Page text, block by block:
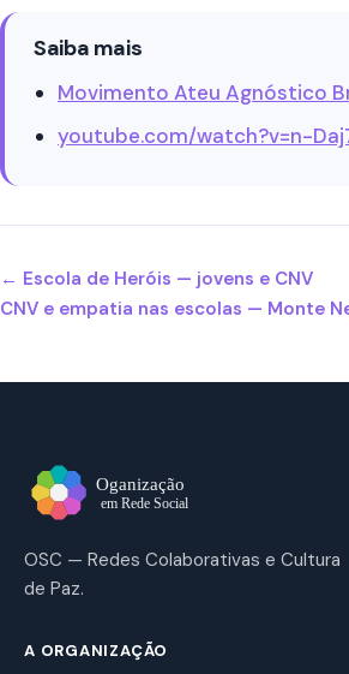
Saiba mais
Movimento Ateu Agnóstico
youtube.com/watch?v=n-
← Escola de Heróis — jovens e CNV
CNV e empatia nas escolas — Monte
OSC — Redes Colaborativas e Cultura
de Paz.
A ORGANIZAÇÃO